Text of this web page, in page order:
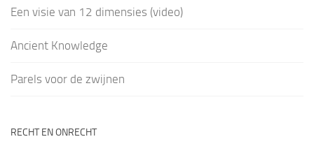
Een visie van 12 dimensies (video)
Ancient Knowledge
Parels voor de zwijnen
RECHT EN ONRECHT